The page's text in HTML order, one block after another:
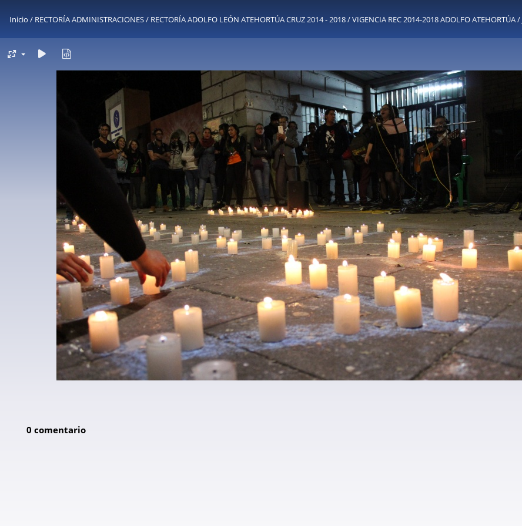
Inicio / RECTORÍA ADMINISTRACIONES/ RECTORÍA ADOLFO LEÓN ATEHORTÚA CRUZ 2014 - 2018/VIGENCIA REC 2014-2018 ADOLFO ATEHORTÚA/
0 comentario